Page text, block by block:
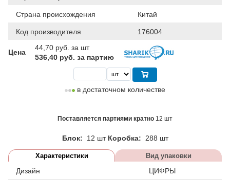
Страна происхождения Китай
Код производителя 176004
Цена
44,70 руб. за шт
536,40 руб. за партию
в достаточном количестве
Поставляется партиями кратно 12 шт
Блок: 12 шт Коробка: 288 шт
Характеристики Вид упаковки
Дизайн ЦИФРЫ